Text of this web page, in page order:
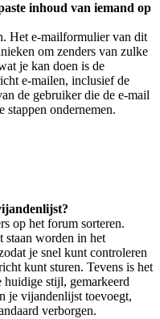
inhoud van iemand op
Het e-mailformulier van dit
om zenders van zulke
je kan doen is de
e-mailen, inclusief de
de gebruiker die de e-mail
stappen ondernemen.
op het forum sorteren.
staan worden in het
je snel kunt controleren
kunt sturen. Tevens is het
stijl, gemarkeerd
je vijandenlijst toevoegt,
verborgen.